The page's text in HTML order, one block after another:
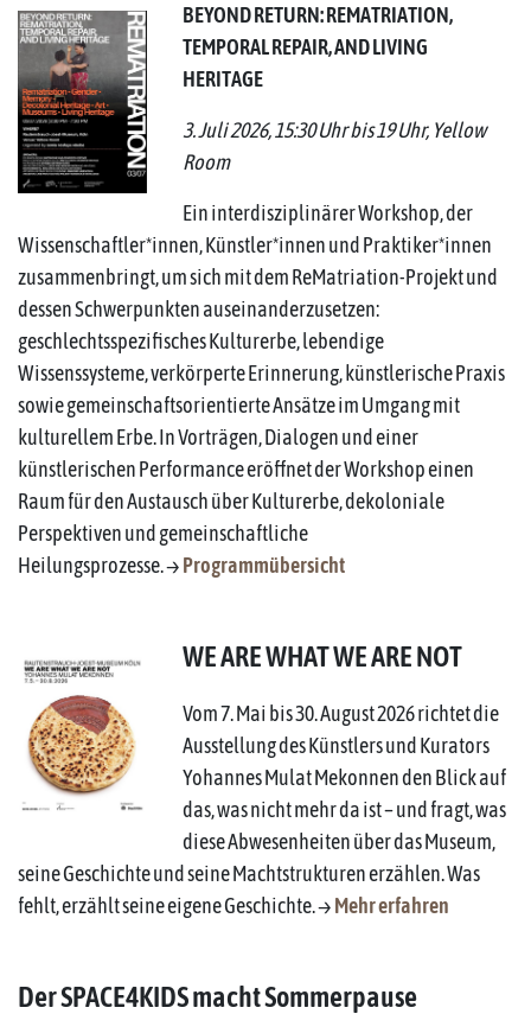
BEYOND RETURN: REMATRIATION,
TEMPORAL REPAIR, AND LIVING
HERITAGE
3. Juli 2026, 15:30 Uhr bis 19 Uhr, Yellow
Room
Ein interdisziplinärer Workshop, der
Wissenschaftler*innen,Künstler*innen und Praktiker*innen
zusammenbringt, um sich mit dem ReMatriation-Projekt und
dessen Schwerpunkten auseinanderzusetzen:
geschlechtsspezifisches Kulturerbe, lebendige
Wissenssysteme, verkörperte Erinnerung, künstlerische Praxis
sowie gemeinschaftsorientierte Ansätze im Umgang mit
kulturellem Erbe. In Vorträgen, Dialogen und einer
künstlerischen Performance eröffnet der Workshop einen
Raum für den Austausch über Kulturerbe, dekoloniale
Perspektiven und gemeinschaftliche
Heilungsprozesse. →Programmübersicht
WE ARE WHAT WE ARE NOT
Vom 7. Mai bis 30. August 2026 richtet die
Ausstellung des Künstlers und Kurators
Yohannes Mulat Mekonnen den Blick auf
das, was nicht mehr da ist – und fragt, was
diese Abwesenheiten über das Museum,
seine Geschichte und seine Machtstrukturen erzählen. Was
fehlt, erzählt seine eigene Geschichte. →Mehr erfahren
Der SPACE4KIDS macht Sommerpause